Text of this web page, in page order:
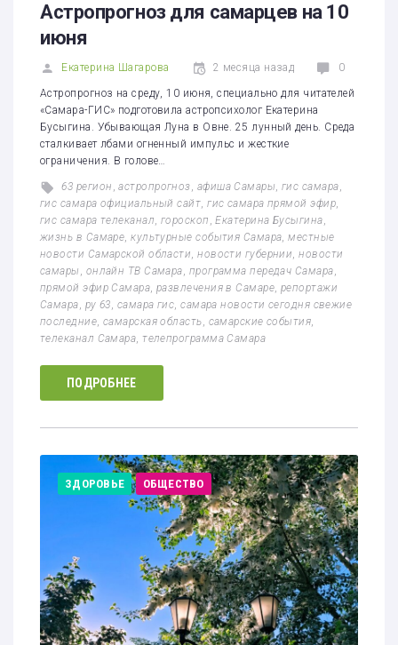
Астропрогноз для самарцев на 10
июня
Екатерина Шагарова 2 месяца назад 0
Астропрогноз на среду, 10 июня, специально для читателей
«Самара-ГИС» подготовила астропсихолог Екатерина
Бусыгина. Убывающая Луна в Овне. 25 лунный день. Среда
сталкивает лбами огненный импульс и жесткие
ограничения. В голове…
63 регион ,астропрогноз, афиша Самары,гис самара,
гис самара официальный сайт,гис самара прямой эфир,
гис самара телеканал, гороскоп ,Екатерина Бусыгина,
жизнь в Самаре,культурные события Самара,местные
новости Самарской области,новости губернии,новости
самары , онлайн ТВ Самара, программа передач Самара,
прямой эфир Самара,развлечения в Самаре, репортажи
Самара, ру 63, самара гис,самара новости сегодня свежие
последние, самарская область, самарские события,
телеканал Самара,телепрограмма Самара
ПОДРОБНЕЕ
ЗДОРОВЬЕ ОБЩЕСТВО